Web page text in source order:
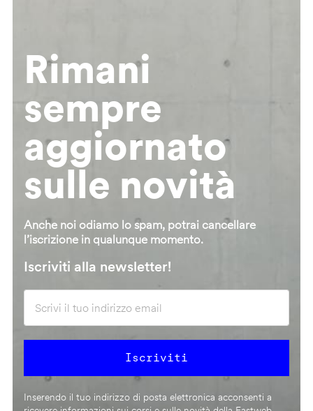
Rimani
sempre
aggiornato
sulle novità
Anche noi odiamo lo spam, potrai cancellare
l’iscrizione in qualunque momento.
Iscriviti alla newsletter!
Inserendo il tuo indirizzo di posta elettronica acconsenti a